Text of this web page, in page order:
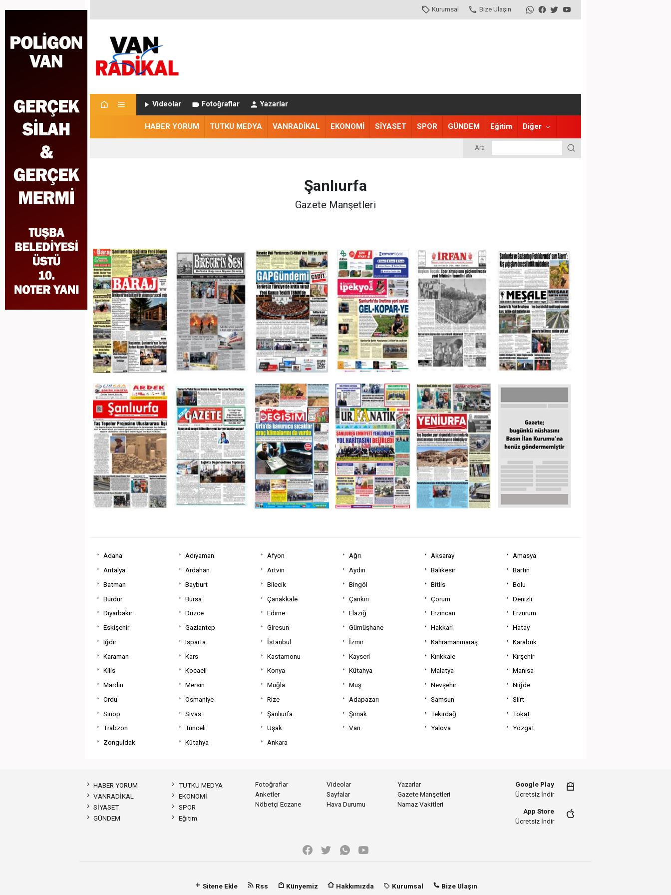
Kurumsal Bize Ulaşın
Videolar Fotoğraflar Yazarlar
HABER YORUM TUTKU MEDYA VANRADİKAL EKONOMİ SİYASET SPOR GÜNDEM Eğitim Diğer
Ara
Şanlıurfa
Gazete Manşetleri
Adana Adıyaman Afyon Ağrı Aksaray
Amasya
Antalya
Ardahan Artvin Aydın Balıkesir
Bartın
Batman
Bayburt Bilecik Bingöl Bitlis
Bolu
Burdur
Bursa Çanakkale Çankırı Çorum
Denizli
Diyarbakır
Düzce Edirne Elazığ Erzincan
Erzurum
Eskişehir
Gaziantep Giresun Gümüşhane Hakkari
Hatay
Iğdır
Isparta İstanbul İzmir Kahramanmaraş
Karabük
Karaman
Kars Kastamonu Kayseri Kırıkkale
Kırşehir
Kilis
Kocaeli Konya Kütahya Malatya
Manisa
Mardin
Mersin Muğla Muş Nevşehir
Niğde
Ordu
Osmaniye Rize Adapazarı Samsun
Siirt
Sinop
Sivas Şanlıurfa Şırnak Tekirdağ
Tokat
Trabzon
Tunceli Uşak Van Yalova
Yozgat
Zonguldak
Kütahya Ankara
HABER YORUM
TUTKU MEDYA
VANRADİKAL
EKONOMİ
SİYASET
SPOR
GÜNDEM
Eğitim
Fotoğraflar Videolar
Yazarlar
Anketler
Sayfalar
Gazete Manşetleri
Nöbetçi Eczane
Hava Durumu Namaz Vakitleri
Google Play
Ücretsiz İndir
App Store
Ücretsiz İndir
Sitene Ekle Rss Künyemiz Hakkımızda Kurumsal Bize Ulaşın